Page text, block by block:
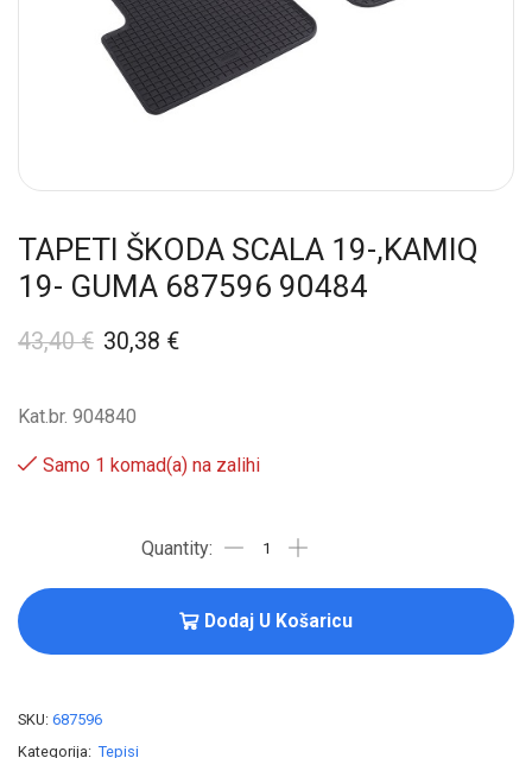
TAPETI ŠKODA SCALA 19-,KAMIQ
19- GUMA 687596 90484
43,40€ 30,38 €
Kat.br. 904840
Samo 1 komad(a) na zalihi
Dodaj U Košaricu
SKU: 687596
Kategorija: Tepisi